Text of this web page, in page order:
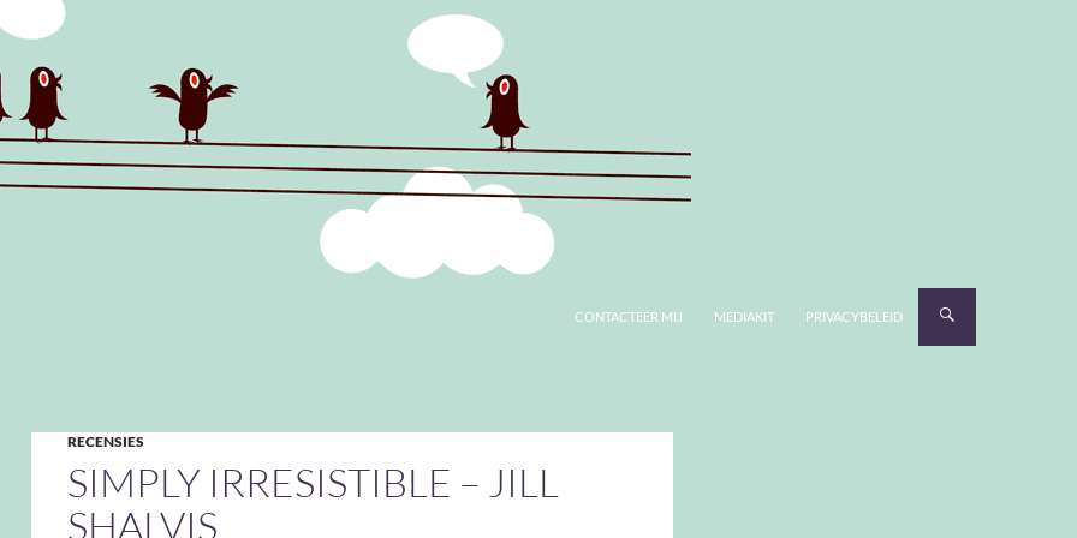
CONTACTEER MIJ MEDIAKIT PRIVACYBELEID
RECENSIES
SIMPLY IRRESISTIBLE – JILL
SHALVIS